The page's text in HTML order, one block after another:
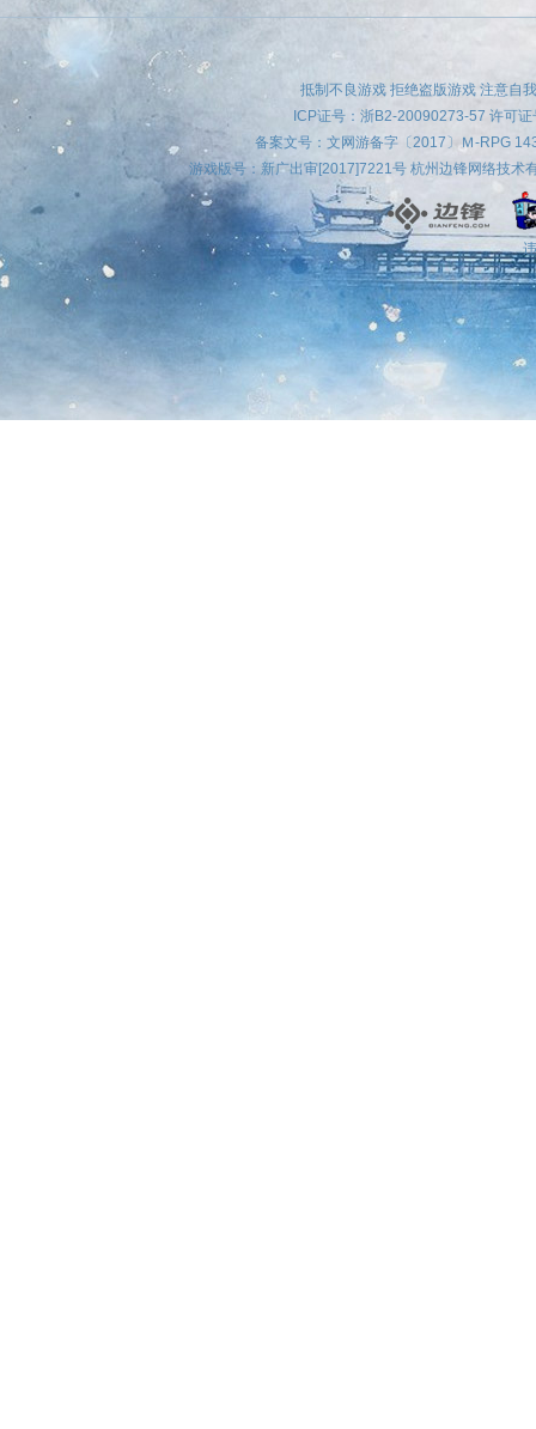
抵制不良游戏 拒绝盗版游戏 注意自
ICP证号： 浙B2-20090273-57 许可
备案文号：文网游备字〔2017〕Ｍ-RPG
游戏版号：新广出审[2017]7221号 杭州边锋网络技术